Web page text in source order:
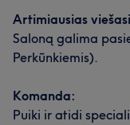
Artimiausias
Saloną galima
Perkūnkiemis).
Komanda:
Puiki ir atidi